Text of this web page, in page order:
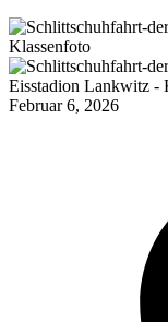
Februar 6, 2026